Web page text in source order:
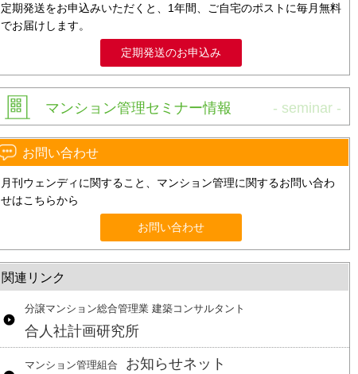
定期発送をお申込みいただくと、1年間、ご自宅のポストに毎月無料
でお届けします。
定期発送のお申込み
マンション管理セミナー情報
お問い合わせ
月刊ウェンディに関すること、マンション管理に関するお問い合わ
せはこちらから
お問い合わせ
関連リンク
分譲マンション総合管理業 建築コンサルタント
合人社計画研究所
マンション管理組合 お知らせネット